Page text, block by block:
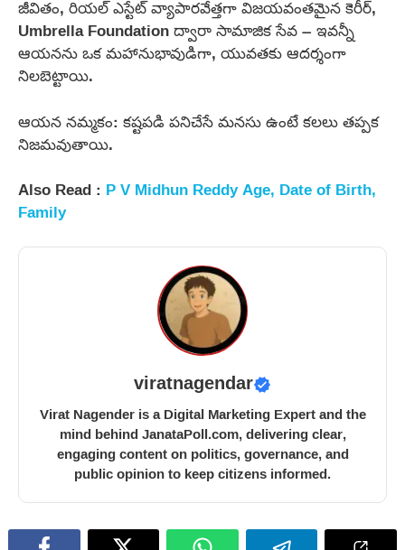
జీవితం, రియల్ ఎస్టేట్ వ్యాపారవేత్తగా విజయవంతమైన కెరీర్,
Umbrella Foundation ద్వారా సామాజిక సేవ – ఇవన్నీ
ఆయనను ఒక మహానుభావుడిగా, యువతకు ఆదర్శంగా
నిలబెట్టాయి.
ఆయన నమ్మకం: కష్టపడి పనిచేసే మనసు ఉంటే కలలు తప్పక
నిజమవుతాయి.
Also Read : P V Midhun Reddy Age, Date of Birth,
Family
viratnagendar
Virat Nagender is a Digital Marketing Expert and the
mind behind JanataPoll.com, delivering clear,
engaging content on politics, governance, and
public opinion to keep citizens informed.